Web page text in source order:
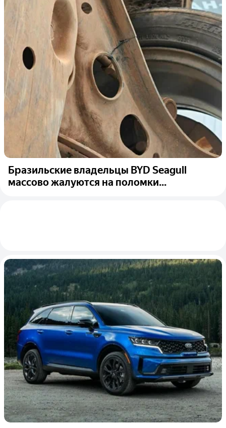
Бразильские владельцы BYD Seagull
массово жалуются на поломки...